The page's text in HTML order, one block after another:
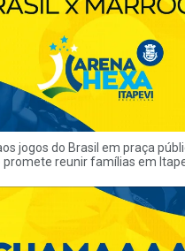
jogos do Brasil em praça
promete reunir famílias em